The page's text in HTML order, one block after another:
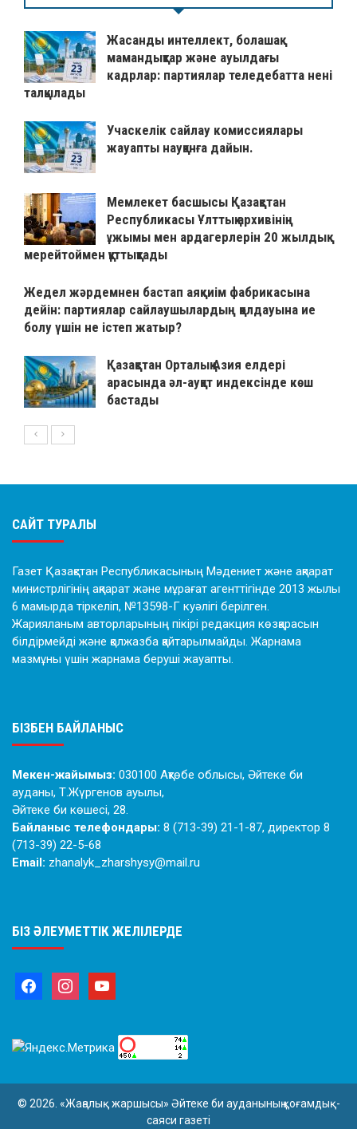
Жасанды интеллект, болашақ
мамандықтар және ауылдағы
кадрлар: партиялар теледебатта нені
талқылады
Учаскелік сайлау комиссиялары
жауапты науқанға дайын.
Мемлекет басшысы Қазақстан
Республикасы Ұлттық архивінің
ұжымы мен ардагерлерін 20 жылдық
мерейтоймен құттықтады
Жедел жәрдемнен бастап аяқкиім фабрикасына
дейін: партиялар сайлаушылардың қолдауына ие
болу үшін не істеп жатыр?
Қазақстан Орталық Азия елдері
арасында әл-ауқат индексінде көш
бастады
САЙТ ТУРАЛЫ
Газет Қазақстан Республикасының Мәдениет және ақпарат
министрлігінің ақпарат және мұрағат агенттігінде 2013 жылы
6 мамырда тіркеліп, №13598-Г куәлігі берілген.
Жарияланым авторларының пікірі редакция көзқарасын
білдірмейді және қолжазба қайтарылмайды. Жарнама
мазмұны үшін жарнама беруші жауапты.
БІЗБЕН БАЙЛАНЫС
Мекен-жайымыз: 030100 Ақтөбе облысы, Әйтеке би
ауданы, Т.Жүргенов ауылы,
Әйтеке би көшесі, 28.
Байланыс телефондары: 8 (713-39) 21-1-87, директор 8
(713-39) 22-5-68
Email: zhanalyk_zharshysy@mail.ru
БІЗ ӘЛЕУМЕТТІК ЖЕЛІЛЕРДЕ
© 2026. «Жаңалық жаршысы» Әйтеке би ауданының қоғамдық-
саяси газеті